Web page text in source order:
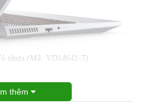
nhựa (Mã: VD14641-7)
thêm